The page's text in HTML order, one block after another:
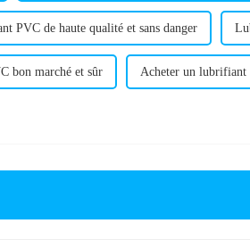
PVC de haute qualité et sans danger
bon marché et sûr Acheter un lubrifiant